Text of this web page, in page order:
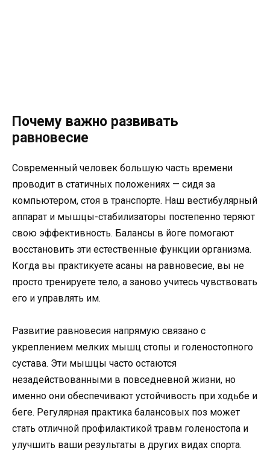
Почему важно развивать
равновесие
Современный человек большую часть времени
проводит в статичных положениях — сидя за
компьютером, стоя в транспорте. Наш вестибулярный
аппарат и мышцы-стабилизаторы постепенно теряют
свою эффективность. Балансы в йоге помогают
восстановить эти естественные функции организма.
Когда вы практикуете асаны на равновесие, вы не
просто тренируете тело, а заново учитесь чувствовать
его и управлять им.
Развитие равновесия напрямую связано с
укреплением мелких мышц стопы и голеностопного
сустава. Эти мышцы часто остаются
незадействованными в повседневной жизни, но
именно они обеспечивают устойчивость при ходьбе и
беге. Регулярная практика балансовых поз может
стать отличной профилактикой травм голеностопа и
улучшить ваши результаты в других видах спорта.